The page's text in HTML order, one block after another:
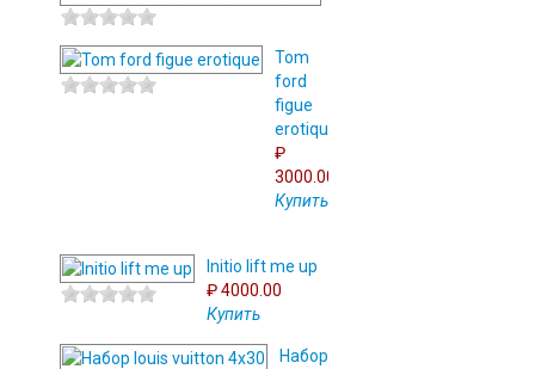
Tom
ford
figue
erotique
₽
3000.00
Купить
Initio lift me up
₽ 4000.00
Купить
Набор